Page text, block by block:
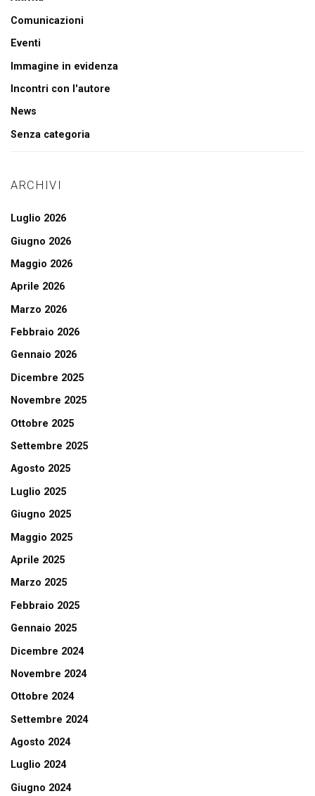
Comunicazioni
Eventi
Immagine in evidenza
Incontri con l'autore
News
Senza categoria
ARCHIVI
Luglio 2026
Giugno 2026
Maggio 2026
Aprile 2026
Marzo 2026
Febbraio 2026
Gennaio 2026
Dicembre 2025
Novembre 2025
Ottobre 2025
Settembre 2025
Agosto 2025
Luglio 2025
Giugno 2025
Maggio 2025
Aprile 2025
Marzo 2025
Febbraio 2025
Gennaio 2025
Dicembre 2024
Novembre 2024
Ottobre 2024
Settembre 2024
Agosto 2024
Luglio 2024
Giugno 2024